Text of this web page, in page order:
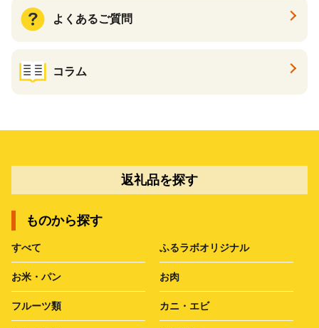
よくあるご質問
コラム
返礼品を探す
ものから探す
すべて ふるラボオリジナル
お米・パン お肉
フルーツ類 カニ・エビ